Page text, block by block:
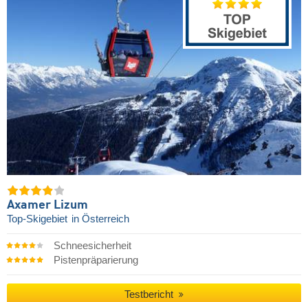
Axamer Lizum
Top-Skigebiet in Österreich
Schneesicherheit
Pistenpräparierung
Testbericht